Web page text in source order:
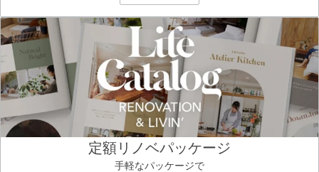
定額リノベパッケージ
手軽なパッケージで